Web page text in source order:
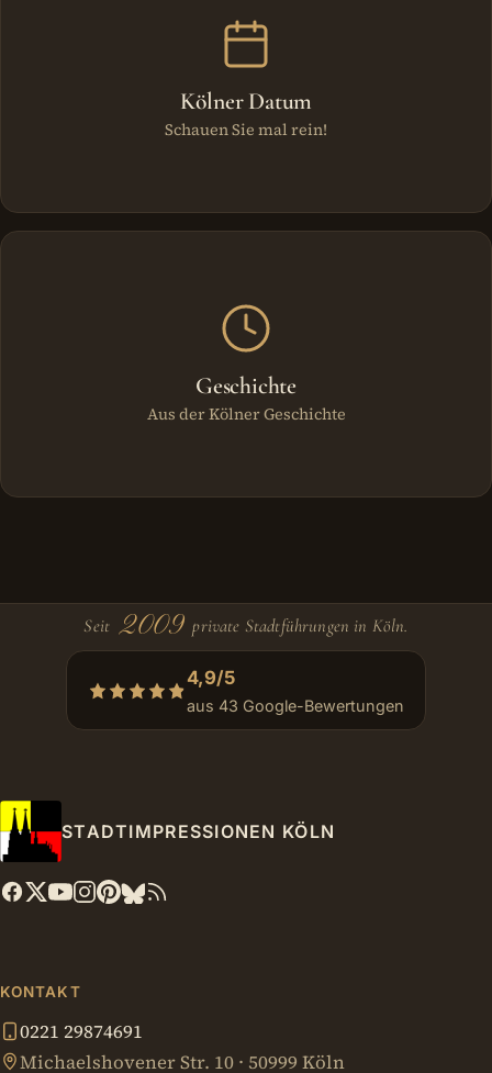
Kölner Datum
Schauen Sie mal rein!
Geschichte
Aus der Kölner Geschichte
Seit 2009 private Stadtführungen in Köln.
4,9/5
aus 43 Google-Bewertungen
STADTIMPRESSIONEN KÖLN
KONTAKT
0221 29874691
Michaelshovener Str. 10 · 50999 Köln